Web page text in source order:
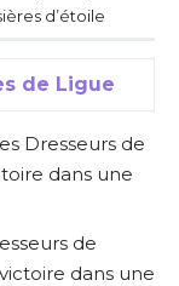
d’étoile
de Ligue
Dresseurs de
dans une
de
dans une